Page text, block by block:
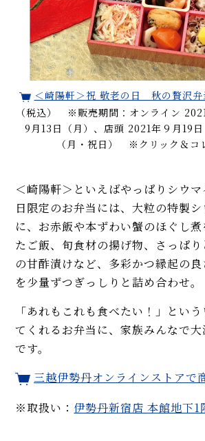
＜崎陽軒＞祝 敬老の日 秋の贅沢弁
（税込） ※販売期間：オンライン
9月13日（月）、店頭 2021年９月19
（月・祝日） ※クリック＆コ
＜崎陽軒＞といえばやっぱりシウ
日限定のお弁当には、大粒の特製
に、お赤飯や本ずわい蟹のほぐし
たご飯、旬食材の揚げ物、さっぱ
の甘酢漬けなど、多彩かつ縁起の
を少量ずつぎっしりと詰め合わせ。
「あれもこれも食べたい！」とい
てくれるお弁当に、家族みんなで
です。
三越伊勢丹オンラインストアで
※取扱い： 伊勢丹新宿店 本館地下1